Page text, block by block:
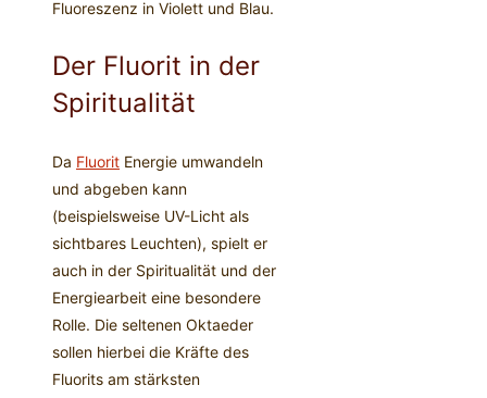
Fluoreszenz in Violett und Blau.
Der Fluorit in der
Spiritualität
Da Fluorit Energie umwandeln
und abgeben kann
(beispielsweise UV-Licht als
sichtbares Leuchten), spielt er
auch in der Spiritualität und der
Energiearbeit eine besondere
Rolle. Die seltenen Oktaeder
sollen hierbei die Kräfte des
Fluorits am stärksten